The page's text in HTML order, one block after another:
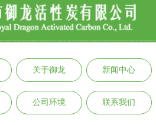
关于御龙 新闻中心
公司环境 联系我们